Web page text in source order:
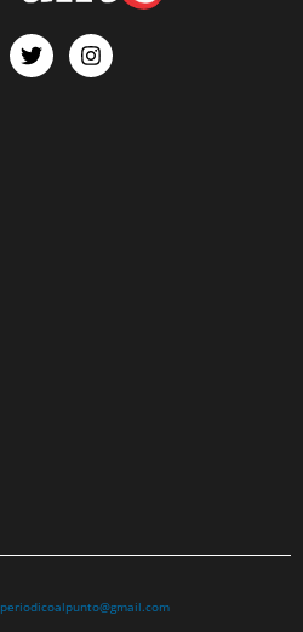
periodicoalpunto@gmail.com